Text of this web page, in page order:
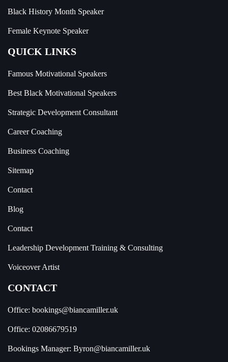
Black History Month Speaker
Female Keynote Speaker
QUICK LINKS
Famous Motivational Speakers
Best Black Motivational Speakers
Strategic Development Consultant
Career Coaching
Business Coaching
Sitemap
Contact
Blog
Contact
Leadership Development Training & Consulting
Voiceover Artist
CONTACT
Office: bookings@biancamiller.uk
Office: 02086679519
Bookings Manager: Byron@biancamiller.uk